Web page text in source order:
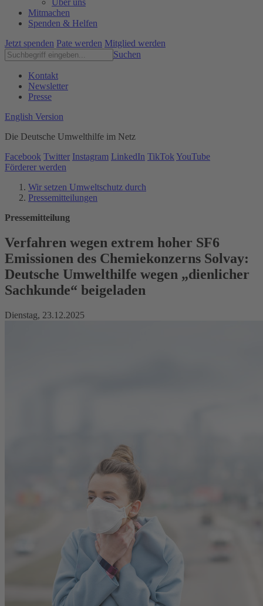
Über uns
Mitmachen
Spenden & Helfen
Jetzt spenden Pate werden Mitglied werden
Suchen
Kontakt
Newsletter
Presse
English Version
Die Deutsche Umwelthilfe im Netz
Facebook Twitter Instagram LinkedIn TikTok YouTube
Förderer werden
Wir setzen Umweltschutz durch
Pressemitteilungen
Pressemitteilung
Verfahren wegen extrem hoher SF6
Emissionen des Chemiekonzerns Solvay:
Deutsche Umwelthilfe wegen „dienlicher
Sachkunde“ beigeladen
Dienstag, 23.12.2025